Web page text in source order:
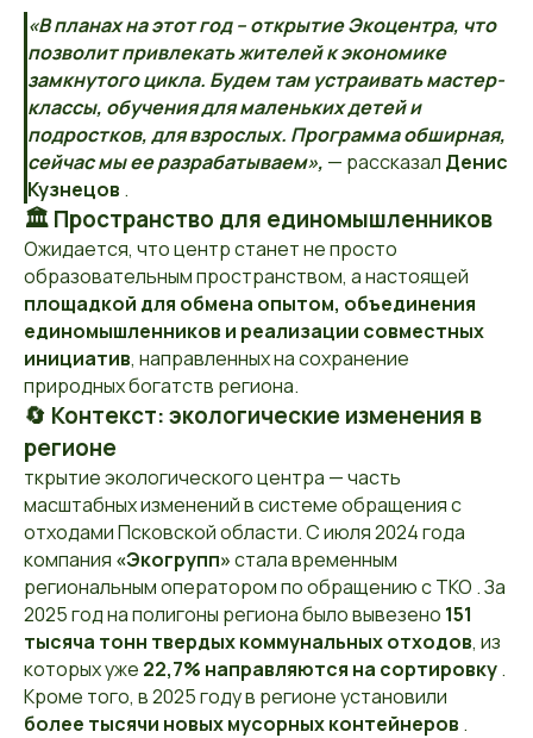
«В планах на этот год – открытие Экоцентра, что
позволит привлекать жителей к экономике
замкнутого цикла. Будем там устраивать мастер-
классы, обучения для маленьких детей и
подростков, для взрослых. Программа обширная,
сейчас мы ее разрабатываем», — рассказал Денис
Кузнецов .
🏛️ Пространство для единомышленников
Ожидается, что центр станет не просто
образовательным пространством, а настоящей
площадкой для обмена опытом, объединения
единомышленников и реализации совместных
инициатив, направленных на сохранение
природных богатств региона.
🔄 Контекст: экологические изменения в
регионе
ткрытие экологического центра — часть
масштабных изменений в системе обращения с
отходами Псковской области. С июля 2024 года
компания «Экогрупп»стала временным
региональным оператором по обращению с ТКО . За
2025 год на полигоны региона было вывезено 151
тысяча тонн твердых коммунальных отходов, из
которых уже 22,7% направляются на сортировку.
Кроме того, в 2025 году в регионе установили
более тысячи новых мусорных контейнеров .